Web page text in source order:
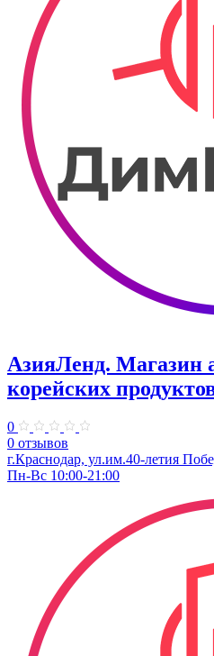
АзияЛенд. Магазин
корейских
0
0 отзывов
г.Краснодар, ул.им.40-летия
Пн-Вс 10:00-21:00